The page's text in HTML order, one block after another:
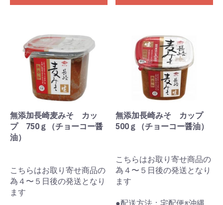
無添加長崎麦みそ カッ
プ 750ｇ（チョーコー醤
油）
こちらはお取り寄せ商品の
為４〜５日後の発送となり
ます
無添加長崎みそ カップ
500ｇ（チョーコー醤油）
こちらはお取り寄せ商品の
為４〜５日後の発送となり
ます